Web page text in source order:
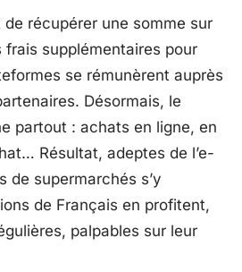
récupérer une somme sur
supplémentaires pour
se rémunèrent auprès
Désormais, le
partout : achats en ligne, en
Résultat, adeptes de l’e-
de supermarchés s’y
de Français en profitent,
palpables sur leur